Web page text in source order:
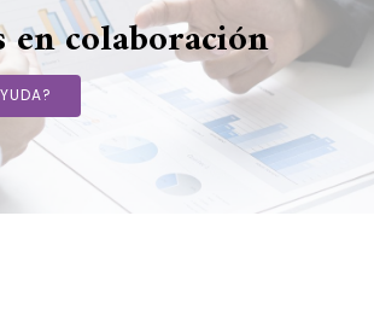
en colaboración